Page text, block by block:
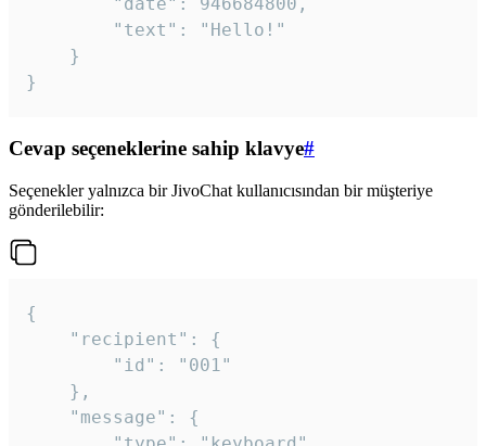
}
Cevap seçeneklerine sahip klavye#
Seçenekler yalnızca bir JivoChat kullanıcısından bir müşteriye
gönderilebilir:
{